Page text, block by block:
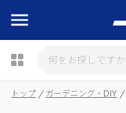
瓶詰
トップ ガーデニング・DIY